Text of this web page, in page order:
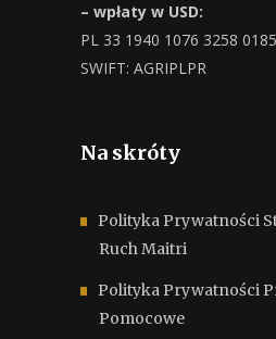
– wpłaty w USD:
PL 33 1940 1076 3258
SWIFT: AGRIPLPR
Na skróty
Polityka Prywatności
Ruch Maitri
Polityka Prywatności
Pomocowe